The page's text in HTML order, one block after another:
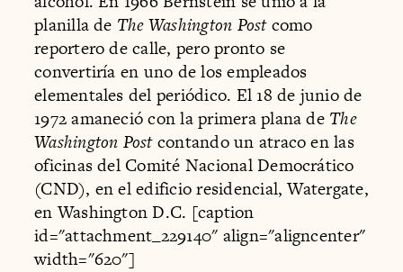
planilla de The Washington Postcomo
reportero de calle, pero pronto se
convertiría en uno de los empleados
elementales del periódico. El 18 de junio de
1972 amaneció con la primera plana de The
Washington Postcontando un atraco en las
oficinas del Comité Nacional Democrático
(CND), en el edificio residencial, Watergate,
en Washington D.C. [caption
id="attachment_229140" align="aligncenter"
width="620"]